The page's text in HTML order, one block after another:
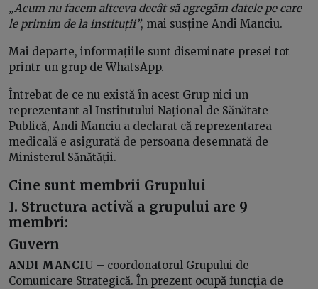
„Acum nu facem altceva decât să agregăm datele pe care
le primim de la instituții”, mai susține Andi Manciu.
Mai departe, informațiile sunt diseminate presei tot
printr-un grup de WhatsApp.
Întrebat de ce nu există în acest Grup nici un
reprezentant al Institutului Național de Sănătate
Publică, Andi Manciu a declarat că reprezentarea
medicală e asigurată de persoana desemnată de
Ministerul Sănătății.
Cine sunt membrii Grupului
I. Structura activă a grupului are 9
membri:
Guvern
ANDI MANCIU – coordonatorul Grupului de
Comunicare Strategică. În prezent ocupă funcția de